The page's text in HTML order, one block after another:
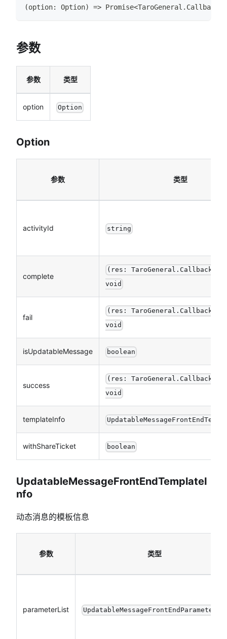
(option: Option) => Promise<TaroGeneral .
参数
参数 类型
option Option
Option
参数 类型
activityId string
complete
(res:
void
fail
(res:
void
isUpdatableMessage boolean
success
(res:
void
templateInfo
withShareTicket boolean
UpdatableMessageFrontEndTemplateI
nfo
动态消息的模板信息
参数 类型
parameterList UpdatableMessageFrontEndParameter[]